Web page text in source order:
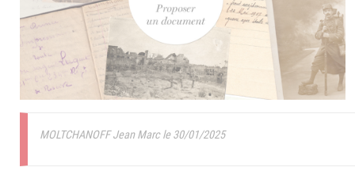
MOLTCHANOFF Jean Marc le 30/01/2025